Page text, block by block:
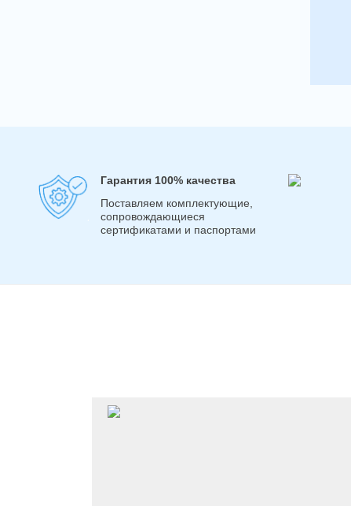
Гарантия 100% качества
Поставляем комплектующие,
сопровождающиеся
сертификатами и паспортами